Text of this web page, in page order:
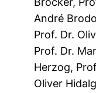
André
Prof. Dr.
Prof. Dr.
Herzog,
Oliver